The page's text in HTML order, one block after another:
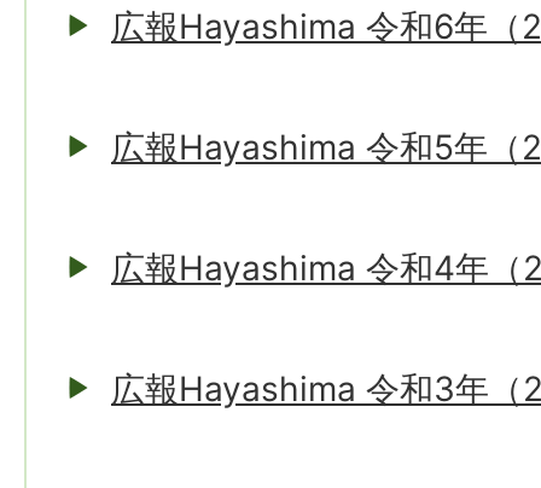
広報Hayashima 令和6年（
広報Hayashima 令和5年（
広報Hayashima 令和4年（
広報Hayashima 令和3年（